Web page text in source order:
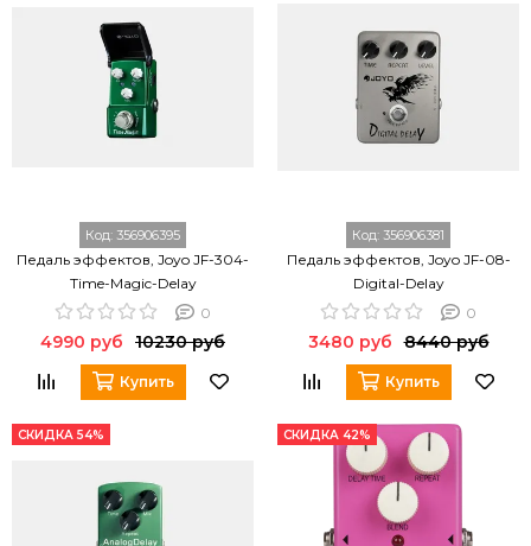
Код: 356906395
Педаль эффектов, Joyo JF-304-
Time-Magic-Delay
0
4990 руб 10230 руб
Купить
Код: 356906381
Педаль эффектов, Joyo JF-08-
Digital-Delay
0
3480 руб 8440 руб
Купить
СКИДКА 54% СКИДКА 42%